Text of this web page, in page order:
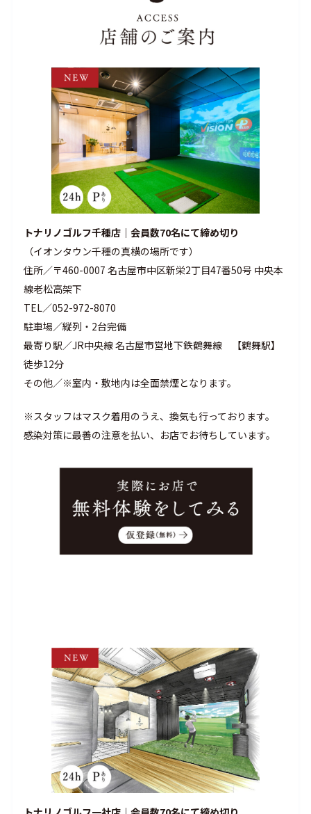
トナリノゴルフ千種店｜会員数70名にて締め切り
（イオンタウン千種の真横の場所です）
住所／〒460-0007 名古屋市中区新栄2丁目47番50号 中央本
線老松高架下
TEL／052-972-8070
駐車場／縦列・2台完備
最寄り駅／JR中央線 名古屋市営地下鉄鶴舞線 【鶴舞駅】
徒歩12分
その他／※室内・敷地内は全面禁煙となります。
※スタッフはマスク着用のうえ、換気も行っております。
感染対策に最善の注意を払い、お店でお待ちしています。